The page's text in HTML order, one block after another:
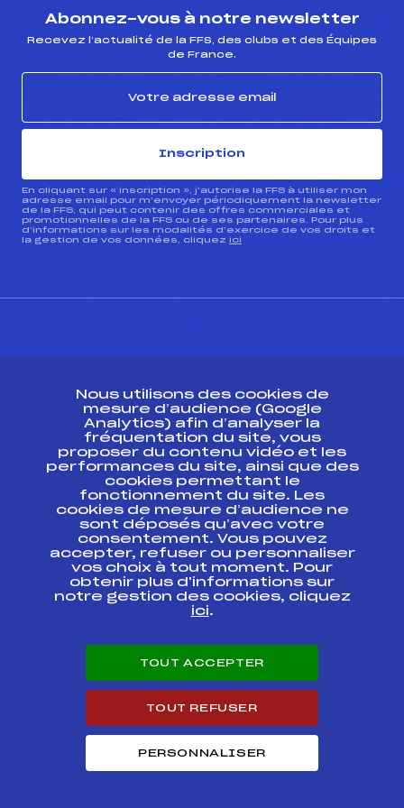
Abonnez-vous à notre newsletter
Recevez l’actualité de la FFS, des clubs et des Équipes
de France.
Inscription
En cliquant sur « inscription », j’autorise la FFS à utiliser mon
adresse email pour m’envoyer périodiquement la newsletter
de la FFS, qui peut contenir des offres commerciales et
promotionnelles de la FFS ou de ses partenaires. Pour plus
d’informations sur les modalités d’exercice de vos droits et
la gestion de vos données, cliquez ici
Ressources
Pass’Neige
Projet sportif fédéral
Projet de performance fédéral
Antidopage
Pôle Développement, Formation, Suivi
Scientifique
Listes ministérielles
Pôle vie de l’athlète
Enseignement professionnel
Carrières
Nous utilisons des cookies de
mesure d’audience (Google
Analytics) afin d’analyser la
fréquentation du site, vous
proposer du contenu vidéo et les
performances du site, ainsi que des
cookies permettant le
fonctionnement du site. Les
cookies de mesure d’audience ne
sont déposés qu’avec votre
consentement. Vous pouvez
accepter, refuser ou personnaliser
vos choix à tout moment. Pour
obtenir plus d'informations sur
notre gestion des cookies, cliquez
ici.
TOUT ACCEPTER
TOUT REFUSER
PERSONNALISER